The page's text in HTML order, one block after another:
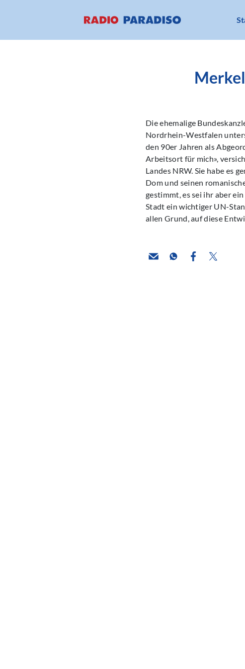
Die ehemalige
Nordrhein-Westfalen
den 90er Jahren als
Arbeitsort für mich»,
Landes NRW. Sie habe es
Dom und seinen
gestimmt, es sei ihr aber
Stadt ein wichtiger UN-
allen Grund, auf diese